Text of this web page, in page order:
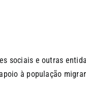
sociais e outras
à população